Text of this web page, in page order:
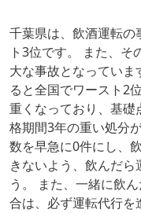
千葉県は、飲酒運転の
ト3位です。 また、
大な事故となってい
ると全国でワースト2
重くなっており、基礎
格期間3年の重い処分
数を早急に0件にし、
きないよう、飲んだ
う。 また、一緒に飲
合は、必ず運転代行を